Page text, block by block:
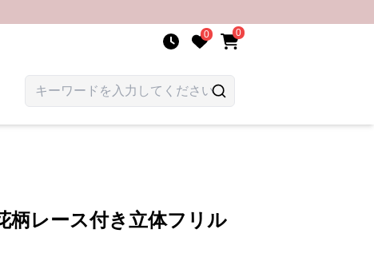
0 0
柄レース付き立体フリル